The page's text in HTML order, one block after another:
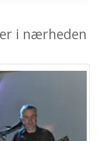
i nærheden